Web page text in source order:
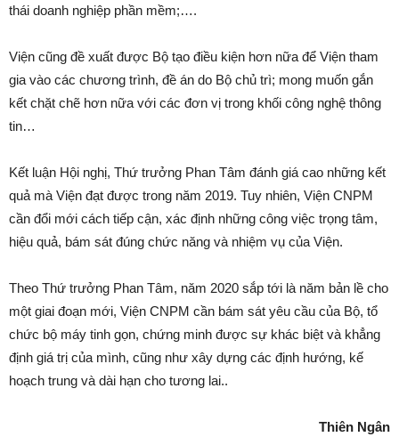
thái doanh nghiệp phần mềm;….
Viện cũng đề xuất được Bộ tạo điều kiện hơn nữa để Viện tham
gia vào các chương trình, đề án do Bộ chủ trì; mong muốn gắn
kết chặt chẽ hơn nữa với các đơn vị trong khối công nghệ thông
tin…
Kết luận Hội nghị, Thứ trưởng Phan Tâm đánh giá cao những kết
quả mà Viện đạt được trong năm 2019. Tuy nhiên, Viện CNPM
cần đổi mới cách tiếp cận, xác định những công việc trọng tâm,
hiệu quả, bám sát đúng chức năng và nhiệm vụ của Viện.
Theo Thứ trưởng Phan Tâm, năm 2020 sắp tới là năm bản lề cho
một giai đoạn mới, Viện CNPM cần bám sát yêu cầu của Bộ, tổ
chức bộ máy tinh gọn, chứng minh được sự khác biệt và khẳng
định giá trị của mình, cũng như xây dựng các định hướng, kế
hoạch trung và dài hạn cho tương lai..
Thiên Ngân